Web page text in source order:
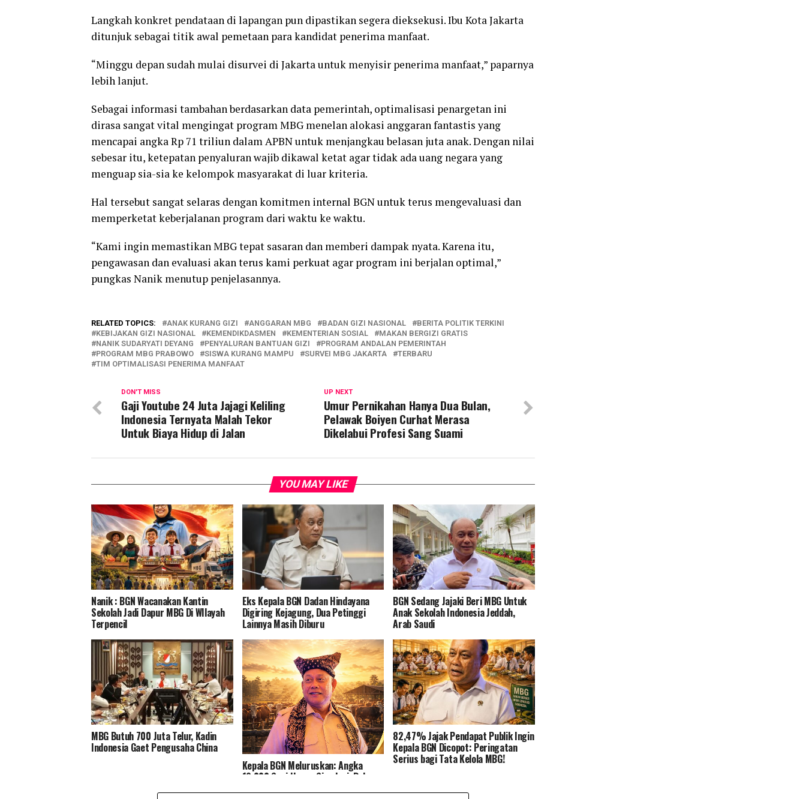
Langkah konkret pendataan di lapangan pun dipastikan segera dieksekusi. Ibu Kota Jakarta
ditunjuk sebagai titik awal pemetaan para kandidat penerima manfaat.
“Minggu depan sudah mulai disurvei di Jakarta untuk menyisir penerima manfaat,” paparnya
lebih lanjut.
Sebagai informasi tambahan berdasarkan data pemerintah, optimalisasi penargetan ini
dirasa sangat vital mengingat program MBG menelan alokasi anggaran fantastis yang
mencapai angka Rp 71 triliun dalam APBN untuk menjangkau belasan juta anak. Dengan nilai
sebesar itu, ketepatan penyaluran wajib dikawal ketat agar tidak ada uang negara yang
menguap sia-sia ke kelompok masyarakat di luar kriteria.
Hal tersebut sangat selaras dengan komitmen internal BGN untuk terus mengevaluasi dan
memperketat keberjalanan program dari waktu ke waktu.
“Kami ingin memastikan MBG tepat sasaran dan memberi dampak nyata. Karena itu,
pengawasan dan evaluasi akan terus kami perkuat agar program ini berjalan optimal,”
pungkas Nanik menutup penjelasannya.
RELATED TOPICS: ANAK KURANG GIZI ANGGARAN MBG BADAN GIZI NASIONAL
BERITA POLITIK TERKINI
KEBIJAKAN GIZI NASIONAL
KEMENDIKDASMEN KEMENTERIAN SOSIAL
MAKAN BERGIZI GRATIS
NANIK SUDARYATI DEYANG
PENYALURAN BANTUAN GIZI
PROGRAM ANDALAN PEMERINTAH
PROGRAM MBG PRABOWO
SISWA KURANG MAMPU SURVEI MBG JAKARTA
TERBARU
TIM OPTIMALISASI PENERIMA MANFAAT
UP NEXT
Umur Pernikahan Hanya Dua Bulan,
Pelawak Boiyen Curhat Merasa
Dikelabui Profesi Sang Suami
DON'T MISS
Gaji Youtube 24 Juta Jajagi Keliling
Indonesia Ternyata Malah Tekor
Untuk Biaya Hidup di Jalan
YOU MAY LIKE
Nanik : BGN Wacanakan Kantin
Sekolah Jadi Dapur MBG Di WIlayah
Terpencil
Eks Kepala BGN Dadan Hindayana
Digiring Kejagung, Dua Petinggi
Lainnya Masih Diburu
BGN Sedang Jajaki Beri MBG Untuk
Anak Sekolah Indonesia Jeddah,
Arab Saudi
MBG Butuh 700 Juta Telur, Kadin
Indonesia Gaet Pengusaha China
Kepala BGN Meluruskan: Angka
19.000 Sapi Hanya Simulasi, Bukan
82,47% Jajak Pendapat Publik Ingin
Kepala BGN Dicopot: Peringatan
Serius bagi Tata Kelola MBG!